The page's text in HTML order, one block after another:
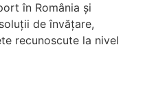
în România și
de învățare,
recunoscute la nivel